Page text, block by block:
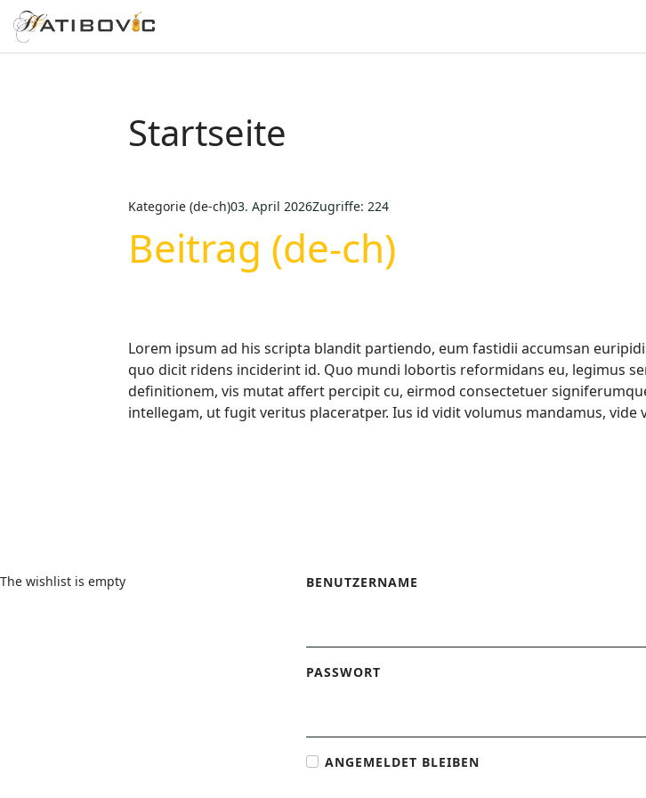
Startseite
Kategorie (de-ch)03. April 2026Zugriffe: 224
Beitrag (de-ch)
Lorem ipsum ad his scripta blandit partiendo, eum fastidii accumsan
quo dicit ridens inciderint id. Quo mundi lobortis reformidans eu, legimus
definitionem, vis mutat affert percipit cu, eirmod consectetuer
intellegam, ut fugit veritus placeratper. Ius id vidit volumus mandamus,
The wishlist is empty BENUTZERNAME
PASSWORT
ANGEMELDET BLEIBEN